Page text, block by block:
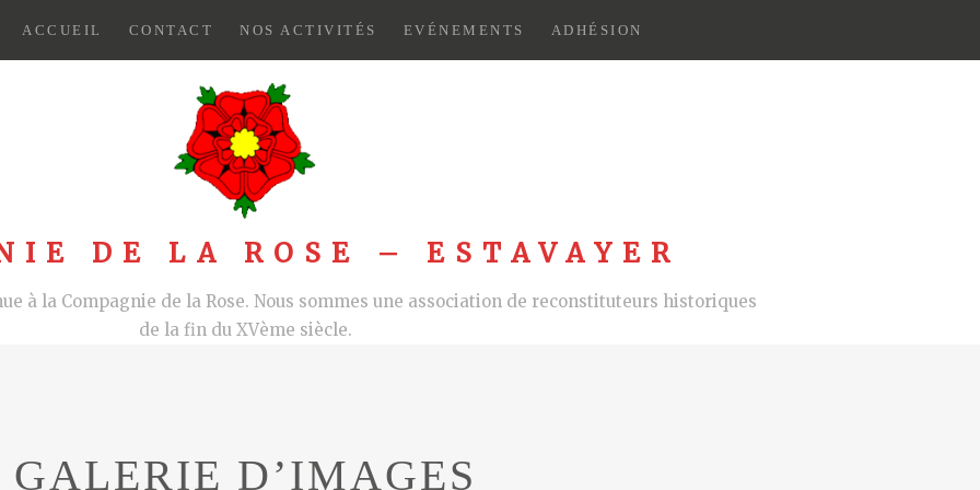
ACCUEIL CONTACT NOS ACTIVITÉS EVÉNEMENTS ADHÉSION
DE LA ROSE – ESTAVAYER
à la Compagnie de la Rose. Nous sommes une association de reconstituteurs historiques
de la fin du XVème siècle.
GALERIE D’IMAGES